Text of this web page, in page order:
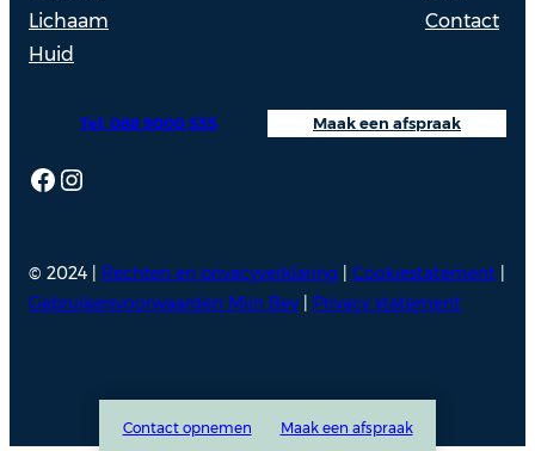
Lichaam
Huid
Contact
Facebook
Instagram
Maak een afspraak
Tel: 088 9000 535
© 2024 | Rechten en privacyverklaring Cookiestatement
Gebruikersvoorwaarden Mijn Bey
Privacy statement
Contact opnemen Maak een afspraak